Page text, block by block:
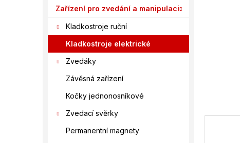
Zařízení pro zvedání a manipulaci
Kladkostroje ruční
Kladkostroje elektrické
Zvedáky
Závěsná zařízení
Kočky jednonosníkové
Zvedací svěrky
Permanentní magnety